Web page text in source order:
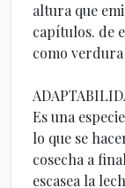
altura que
capítulos. de
como
Es una
lo que se
cosecha a
escasea la